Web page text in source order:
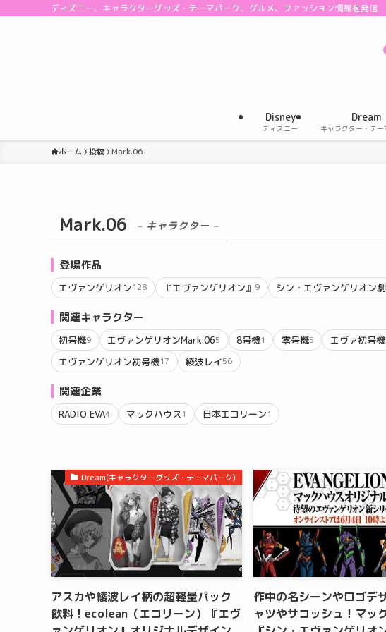
ディズニー、キャラクターグッズ・テーマパーク、グルメ、ファッション情報を発信
Disney
ディズニー
Dream
キャラクター・テー
ホーム 投稿 Mark.06
Mark.06 – キャラクター –
登場作品
エヴァンゲリオン128 『エヴァンゲリオン』 9 シン・エヴァンゲリオン
関連キャラクター
初号機9 エヴァンゲリオンMark.065 8号機1 零号機5 エヴァ初号機
エヴァンゲリオン初号機17 綾波レイ56
関連企業
RADIO EVA4 マックハウス1 日本エコリーン1
Dream(キャラクターグッズ・テーマパーク)
アスカや綾波レイ柄の超軽量パック
飲料！ecolean（エコリーン）『エヴ
作中の名シーンやロゴデ
ャツやサコッシュ！マッ